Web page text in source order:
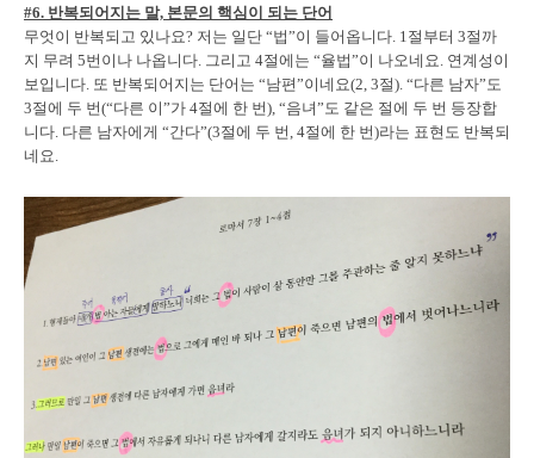
#6. 반복되어지는 말, 본문의 핵심이 되는 단어
무엇이 반복되고 있나요? 저는 일단 “법”이 들어옵니다. 1절부터 3절까
지 무려 5번이나 나옵니다. 그리고 4절에는 “율법”이 나오네요. 연계성이
보입니다. 또 반복되어지는 단어는 “남편”이네요(2, 3절). “다른 남자”도
3절에 두 번(“다른 이”가 4절에 한 번), “음녀”도 같은 절에 두 번 등장합
니다. 다른 남자에게 “간다”(3절에 두 번, 4절에 한 번)라는 표현도 반복되
네요.